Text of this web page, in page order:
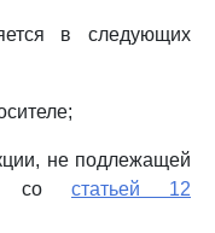
в следующих
не подлежащей
со статьей 12